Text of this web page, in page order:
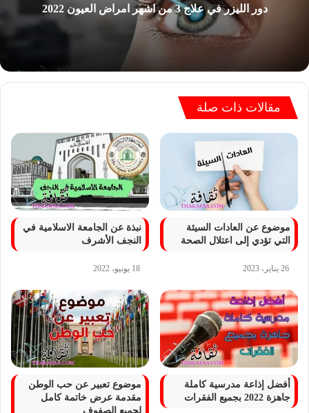
دور الليزر في علاج 3 من اشهر امراض العيون 2022
مقالات ذات صلة
موضوع عن العادات السيئة
التي تؤدي إلى اعتلال الصحة
26 يناير، 2023
نبذة عن الجامعة الاسلامية في
النجف الأشرف
18 يونيو، 2022
أفضل إذاعة مدرسية كاملة
جاهزة 2022 بجميع الفقرات
موضوع تعبير عن حب الوطن
مقدمة عرض خاتمة كامل
لجميع الصفوف